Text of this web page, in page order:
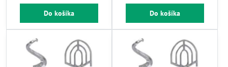
Do košíka Do košíka